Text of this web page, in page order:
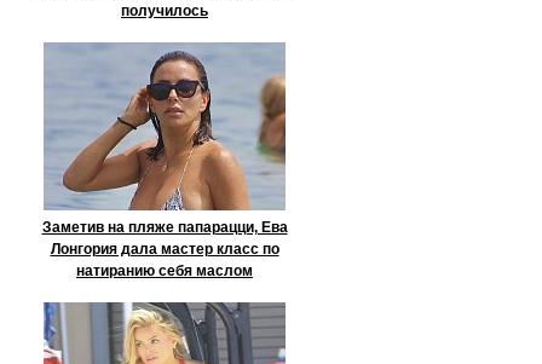
получилось
Заметив на пляже папарацци, Ева
Лонгория дала мастер класс по
натиранию себя маслом